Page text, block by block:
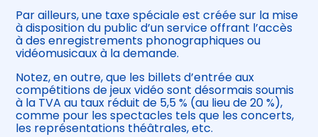
Par ailleurs, une taxe spéciale est créée sur la mise
à disposition du public d’un service offrant l’accès
à des enregistrements phonographiques ou
vidéomusicaux à la demande.
Notez, en outre, que les billets d’entrée aux
compétitions de jeux vidéo sont désormais soumis
à la TVA au taux réduit de 5,5 % (au lieu de 20 %),
comme pour les spectacles tels que les concerts,
les représentations théâtrales, etc.